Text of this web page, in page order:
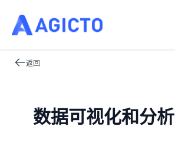
返回
数据可视化和分析